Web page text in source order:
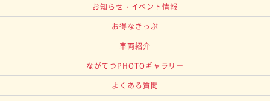
お知らせ・イベント情報
お得なきっぷ
車両紹介
ながてつPHOTOギャラリー
よくある質問